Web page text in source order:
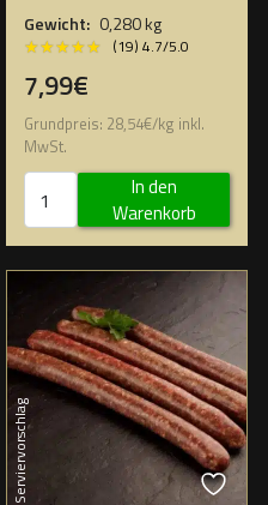
Gewicht: 0,280 kg
★★★★★
★★★★★ (19) 4.7/5.0
7,99€
Grundpreis: 28,54€/kg inkl.
MwSt.
In den
Warenkorb
Serviervorschlag